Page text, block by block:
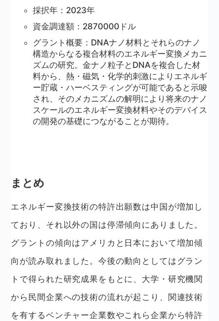
採択年：2023年
資金調達額：2870000ドル
グラント概要：DNAナノ材料とそれらのナノ
構造からなる複合材料のエネルギー変換メカニ
ズムの研究。金ナノ粒子とDNAを複合した材
料から、熱・磁気・化学的刺激によりエネルギ
ー貯蔵・ハーベスティングが可能であると示唆
され、そのメカニズムの解明により将来のナノ
スケールのエネルギー変換材料やそのデバイス
の開発の基礎につながることが期待。
まとめ
エネルギー変換技術の特許出願数は中国が増加し
ており、それ以外の国は停滞傾向にありました。
グラントの傾向はアメリカと日本において増加傾
向が読み取れました。今後の動向としてはグラン
トで得られた研究成果をもとに、大学・研究機関
から民間企業への技術の流れが起こり、関連技術
を有するベンチャー企業数やこれら企業から特許